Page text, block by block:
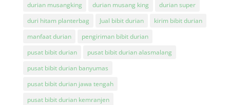
durian musangking
durian musang king
durian super
duri hitam planterbag
Jual bibit durian
kirim bibit durian
manfaat durian
pengiriman bibit durian
pusat bibit durian
pusat bibit durian alasmalang
pusat bibit durian banyumas
pusat bibit durian jawa tengah
pusat bibit durian kemranjen